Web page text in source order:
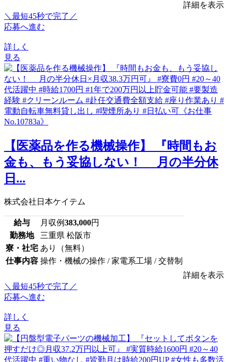
詳細を表示
＼最短45秒で完了／
応募へ進む
詳しく
見る
【医薬品を作る機械操作】 『時間もお
金も、もう妥協しない！ 月の半分休
日...
株式会社日本ケイテム
給与 月収例383,000円
勤務地
三重県 松阪市
寮・社宅 あり（無料）
仕事内容 操作・機械の操作 / 家電系工場 / 交替制
詳細を表示
＼最短45秒で完了／
応募へ進む
詳しく
見る